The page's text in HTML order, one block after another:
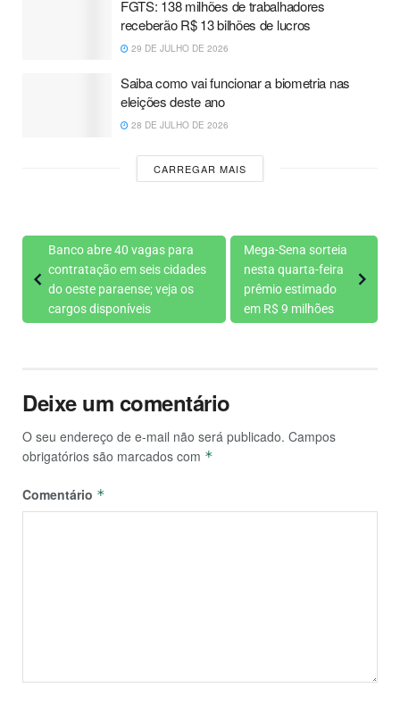
FGTS: 138 milhões de trabalhadores
receberão R$ 13 bilhões de lucros
29 DE JULHO DE 2026
Saiba como vai funcionar a biometria nas
eleições deste ano
28 DE JULHO DE 2026
CARREGAR MAIS
Banco abre 40 vagas para
contratação em seis cidades
do oeste paraense; veja os
cargos disponíveis
Mega-Sena sorteia
nesta quarta-feira
prêmio estimado
em R$ 9 milhões
Deixe um comentário
O seu endereço de e-mail não será publicado. Campos
obrigatórios são marcados com *
Comentário *